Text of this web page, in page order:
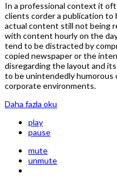
In a professional context it
clients corder a publication
actual content still not being
with content hourly on the
tend to be distracted by
copied newspaper or the
disregarding the layout and
to be unintendedly humorous
corporate environments.
Daha fazla oku
play
pause
mute
unmute